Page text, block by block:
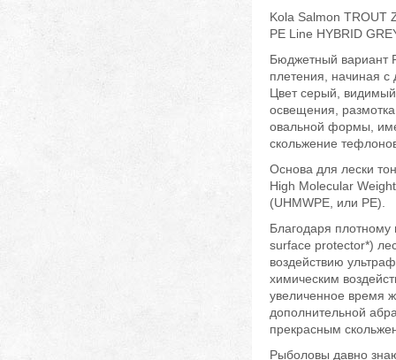
Kola Salmon TROUT
PE Line HYBRID
Бюджетный вариант
плетения, начиная с
Цвет серый,
освещения,
овальной формы,
скольжение
Основа для лески
High Molecular
(UHMWPE, или PE).
Благодаря плотному
surface protector*)
воздействию
химическим
увеличенное время
дополнительной
прекрасным
Рыболовы давно